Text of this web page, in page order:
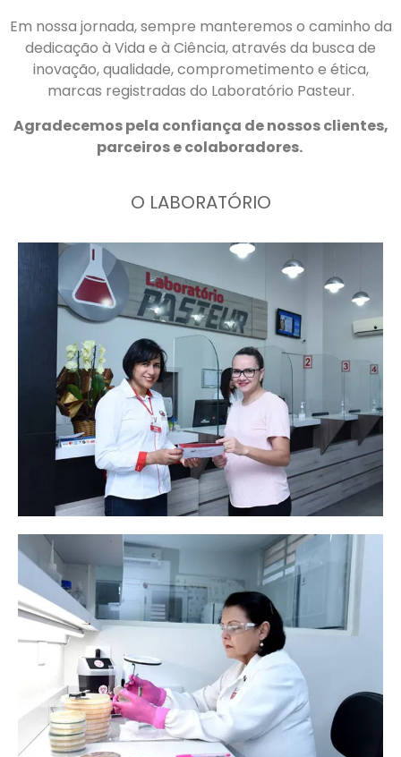
Em nossa jornada, sempre manteremos o caminho da
dedicação à Vida e à Ciência, através da busca de
inovação, qualidade, comprometimento e ética,
marcas registradas do Laboratório Pasteur.
Agradecemos pela confiança de nossos clientes,
parceiros e colaboradores.
O LABORATÓRIO